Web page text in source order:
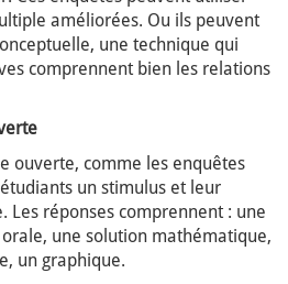
améliorées. Ou ils peuvent
une technique qui
comprennent bien les relations
ouverte, comme les enquêtes
un stimulus et leur
Les réponses comprennent : une
une solution mathématique,
un graphique.